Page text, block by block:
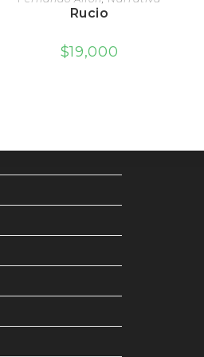
Rucio
$19,000